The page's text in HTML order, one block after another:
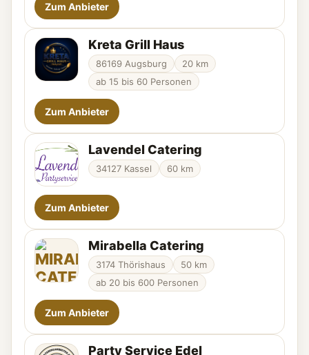
Zum Anbieter
Kreta Grill Haus
86169 Augsburg
20 km
ab 15 bis 60 Personen
Zum Anbieter
Lavendel Catering
34127 Kassel 60 km
Zum Anbieter
Mirabella Catering
3174 Thörishaus
50 km
ab 20 bis 600 Personen
Zum Anbieter
Party Service Edel